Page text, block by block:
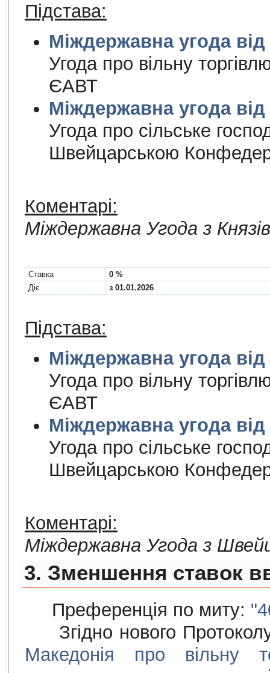
Підстава:
Угода про вiльну
ЄАВТ
Угода про сiльське
Швейцарською
Коментарі:
Мiждержавна Угода з
Cтавка
0 %
Діє
з 01.01.2026
Підстава:
Угода про вiльну
ЄАВТ
Угода про сiльське
Швейцарською
Коментарі:
Мiждержавна Угода з
3. Зменшення ставок
Преференція по миту:
Згідно нового
Македонія про вільну